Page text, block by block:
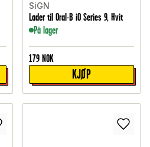
SiGN
Lader til Oral-B iO Series 9, Hvit
På lager
179 NOK
KJØP